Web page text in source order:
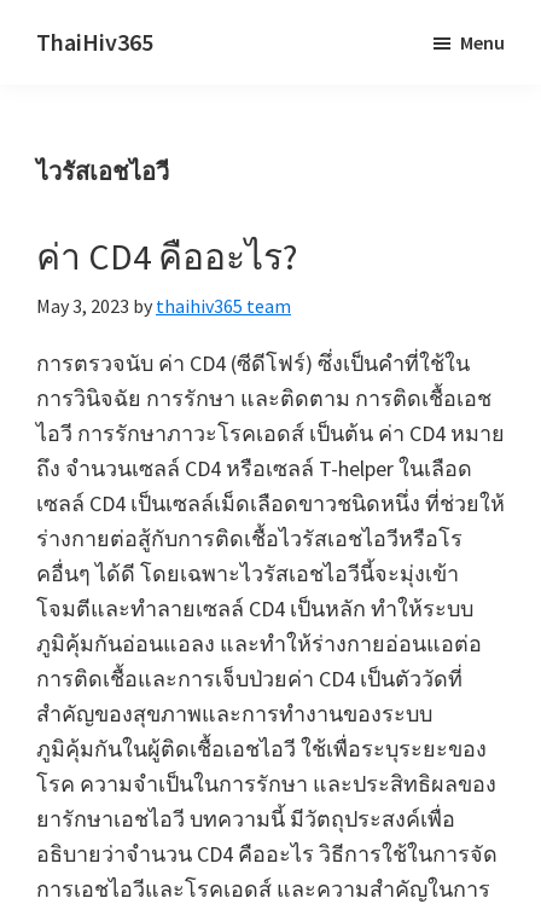
ThaiHiv365
behind.
Menu
ไวรัสเอชไอวี
ค่า CD4 คืออะไร?
May 3, 2023 by thaihiv365 team
การตรวจนับ ค่า CD4 (ซีดีโฟร์) ซึ่งเป็นคำที่ใช้ใน
การวินิจฉัย การรักษา และติดตาม การติดเชื้อเอช
ไอวี การรักษาภาวะโรคเอดส์ เป็นต้น ค่า CD4 หมาย
ถึง จำนวนเซลล์ CD4 หรือเซลล์ T-helper ในเลือด
เซลล์ CD4 เป็นเซลล์เม็ดเลือดขาวชนิดหนึ่ง ที่ช่วยให้
ร่างกายต่อสู้กับการติดเชื้อไวรัสเอชไอวีหรือโร
คอื่นๆ ได้ดี โดยเฉพาะไวรัสเอชไอวีนี้จะมุ่งเข้า
โจมตีและทำลายเซลล์ CD4 เป็นหลัก ทำให้ระบบ
ภูมิคุ้มกันอ่อนแอลง และทำให้ร่างกายอ่อนแอต่อ
การติดเชื้อและการเจ็บป่วยค่า CD4 เป็นตัววัดที่
สำคัญของสุขภาพและการทำงานของระบบ
ภูมิคุ้มกันในผู้ติดเชื้อเอชไอวี ใช้เพื่อระบุระยะของ
โรค ความจำเป็นในการรักษา และประสิทธิผลของ
ยารักษาเอชไอวี บทความนี้ มีวัตถุประสงค์เพื่อ
อธิบายว่าจำนวน CD4 คืออะไร วิธีการใช้ในการจัด
การเอชไอวีและโรคเอดส์ และความสำคัญในการ